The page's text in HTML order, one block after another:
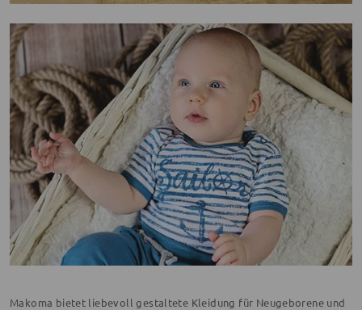
Makoma bietet liebevoll gestaltete Kleidung für Neugeborene und